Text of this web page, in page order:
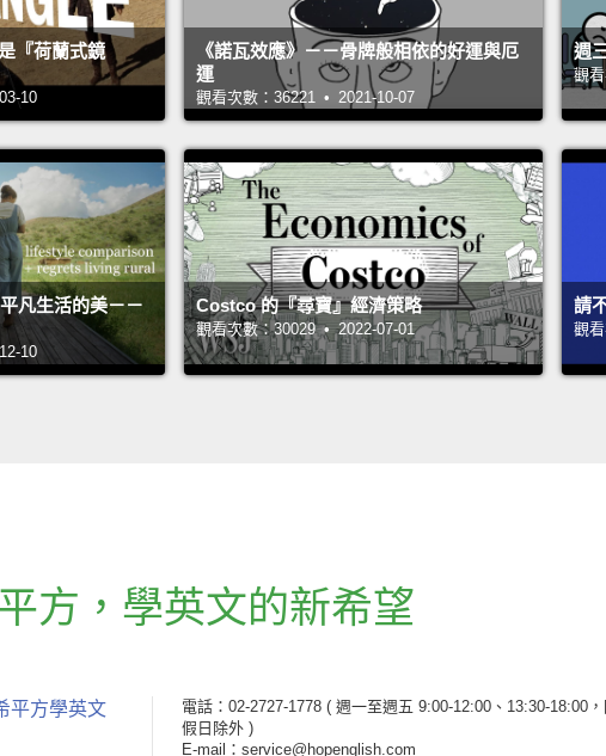
『荷蘭式鏡
10
《諾瓦效應》－－骨牌般相依的好運與厄
運
觀看次數：36221 • 2021-10-07
週
觀
凡生活的美－－
10
Costco 的『尋寶』經濟策略
觀看次數：30029 • 2022-07-01
請
觀
方 ， 學英文的新希望
平方學英文 電話：02-2727-1778 ( 週一至週五 9:00-12:00、13:30-18:00，
假日除外 )
E-mail：service@hopenglish.com